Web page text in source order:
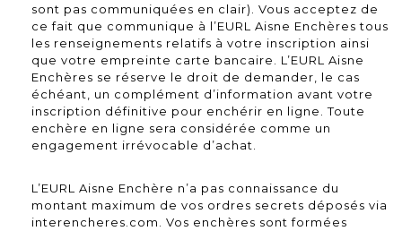
sont pas communiquées en clair). Vous acceptez de
ce fait que communique à l’EURL Aisne Enchères tous
les renseignements relatifs à votre inscription ainsi
que votre empreinte carte bancaire. L’EURL Aisne
Enchères se réserve le droit de demander, le cas
échéant, un complément d’information avant votre
inscription définitive pour enchérir en ligne. Toute
enchère en ligne sera considérée comme un
engagement irrévocable d’achat.
L’EURL Aisne Enchère n’a pas connaissance du
montant maximum de vos ordres secrets déposés via
interencheres.com. Vos enchères sont formées